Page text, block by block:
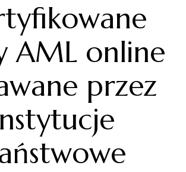
AML online
przez